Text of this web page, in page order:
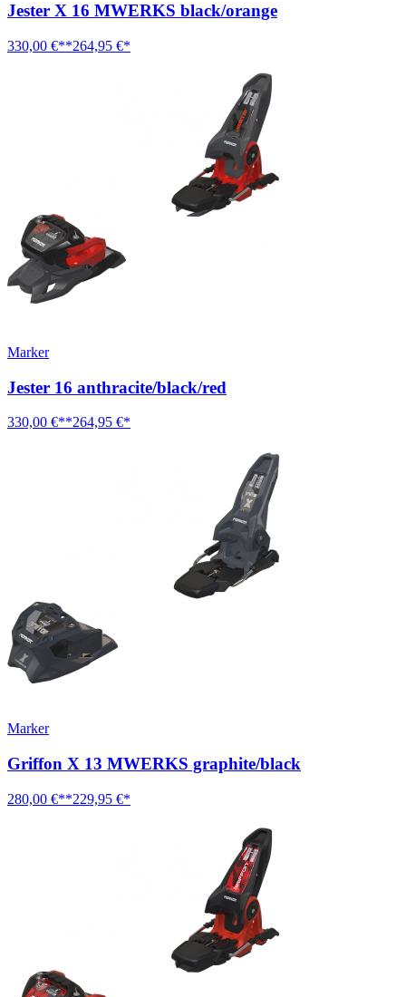
Jester X 16 MWERKS black/orange
330,00 €**264,95 €*
Marker
Jester 16 anthracite/black/red
330,00 €**264,95 €*
Marker
Griffon X 13 MWERKS graphite/black
280,00 €**229,95 €*